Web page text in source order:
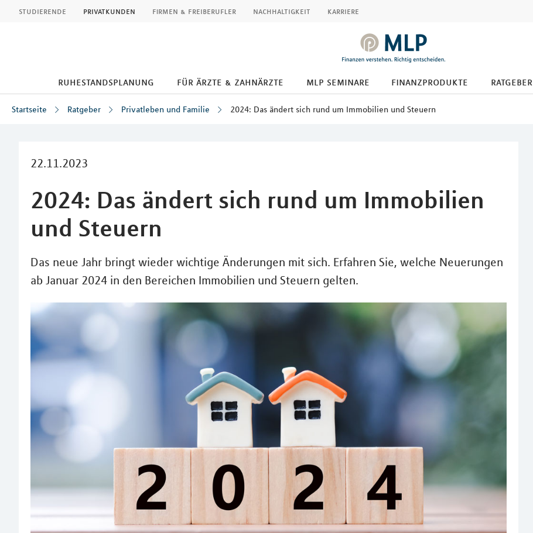
studierende privatkunden firmen & freiberufler nachhaltigkeit karriere
ruhestandsplanung für ärzte & zahnärzte mlp seminare finanzprodukte ratgeber
Startseite Ratgeber Privatleben und Familie 2024: Das ändert sich rund um Immobilien und Steuern
22.11.2023
2024: Das ändert sich rund um Immobilien
und Steuern
Das neue Jahr bringt wieder wichtige Änderungen mit sich. Erfahren Sie, welche Neuerungen
ab Januar 2024 in den Bereichen Immobilien und Steuern gelten.